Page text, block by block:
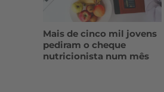
Mais de cinco mil jovens
pediram o cheque
nutricionista num mês